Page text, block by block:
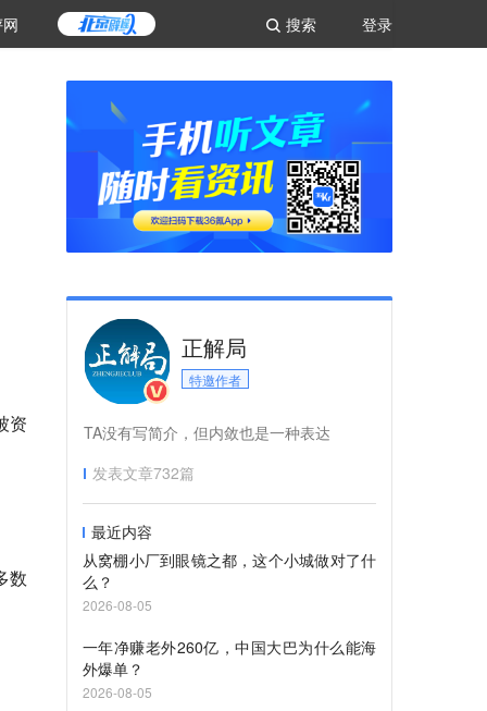
登录
搜索
资
数
正解局
特邀作者
TA没有写简介，但内敛也是一种表达
发表文章732篇
最近内容
从窝棚小厂到眼镜之都，这个小城做对了什
么？
2026-08-05
一年净赚老外260亿，中国大巴为什么能海
外爆单？
2026-08-05